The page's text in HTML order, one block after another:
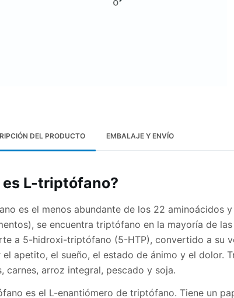
DEL PRODUCTO EMBALAJE Y ENVÍO
es L-triptófano?
es el menos abundante de los 22 aminoácidos
se encuentra triptófano en la mayoría de
a 5-hidroxi-triptófano (5-HTP), convertido a su
el apetito, el sueño, el estado de ánimo y el dolor.
carnes, arroz integral, pescado y soja.
es el L-enantiómero de triptófano. Tiene un